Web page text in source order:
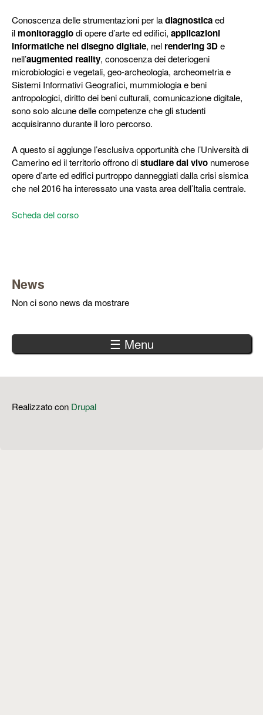
Conoscenza delle strumentazioni per ladiagnosticaed
il monitoraggiodi opere d’arte ed edifici, applicazioni
informatiche nel disegno digitale, nel rendering 3De
nell’augmented reality, conoscenza dei deteriogeni
microbiologici e vegetali, geo-archeologia, archeometria e
Sistemi Informativi Geografici, mummiologia e beni
antropologici, diritto dei beni culturali, comunicazione digitale,
sono solo alcune delle competenze che gli studenti
acquisiranno durante il loro percorso.
A questo si aggiunge l’esclusiva opportunità che l’Università di
Camerino ed il territorio offrono distudiare dal vivo numerose
opere d’arte ed edifici purtroppo danneggiati dalla crisi sismica
che nel 2016 ha interessato una vasta area dell’Italia centrale.
Scheda del corso
News
Non ci sono news da mostrare
☰ Menu
Realizzato con Drupal